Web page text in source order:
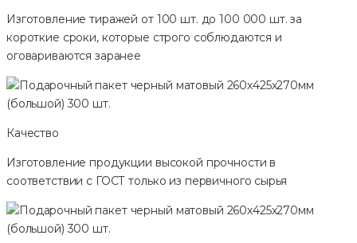
Изготовление тиражей от 100 шт. до 100 000 шт. за
короткие сроки, которые строго соблюдаются и
оговариваются заранее
Качество
Изготовление продукции высокой прочности в
соответствии с ГОСТ только из первичного сырья